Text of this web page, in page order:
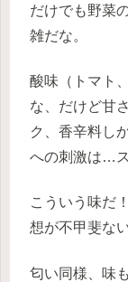
だけでも野菜
雑だな。
酸味（トマト
な、だけど甘
ク、香辛料し
への刺激は…
こういう味だ
想が不甲斐な
匂い同様、味